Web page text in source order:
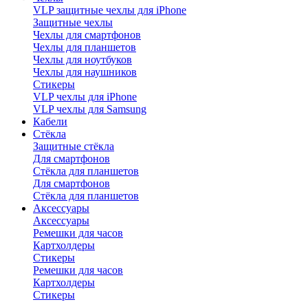
VLP защитные чехлы для iPhone
Защитные чехлы
Чехлы для смартфонов
Чехлы для планшетов
Чехлы для ноутбуков
Чехлы для наушников
Стикеры
VLP чехлы для iPhone
VLP чехлы для Samsung
Кабели
Стёкла
Защитные стёкла
Для смартфонов
Стёкла для планшетов
Для смартфонов
Стёкла для планшетов
Аксессуары
Аксессуары
Ремешки для часов
Картхолдеры
Стикеры
Ремешки для часов
Картхолдеры
Стикеры